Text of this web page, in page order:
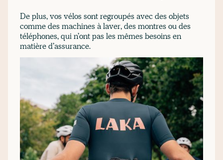
De plus, vos vélos sont regroupés avec des objets
comme des machines à laver, des montres ou des
téléphones, qui n’ont pas les mêmes besoins en
matière d’assurance.